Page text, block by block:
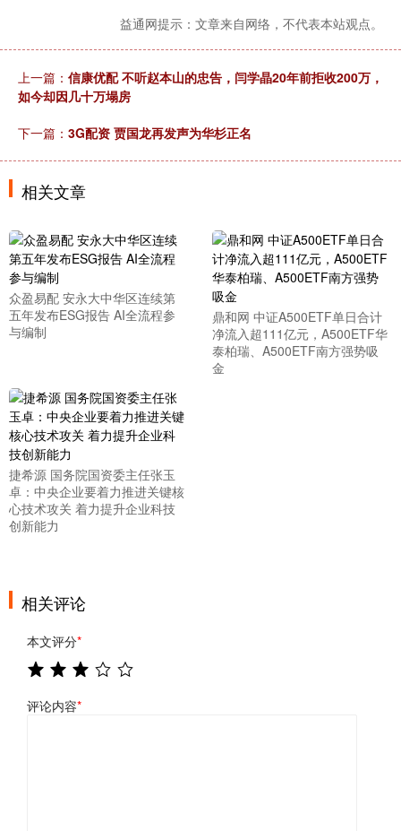
益通网提示：文章来自网络，不代表本站观点。
上一篇： 信康优配 不听赵本山的忠告，闫学晶20年前拒收200万，
如今却因几十万塌房
下一篇： 3G配资 贾国龙再发声为华杉正名
相关文章
众盈易配 安永大中华区连续第
五年发布ESG报告 AI全流程参
与编制
鼎和网 中证A500ETF单日合计
净流入超111亿元，A500ETF华
泰柏瑞、A500ETF南方强势吸
金
捷希源 国务院国资委主任张玉
卓：中央企业要着力推进关键核
心技术攻关 着力提升企业科技
创新能力
相关评论
本文评分*
评论内容*